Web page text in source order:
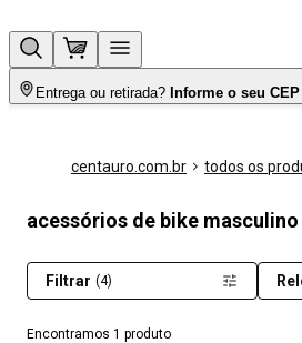
Entrega ou retirada? Informe o seu CEP
centauro.com.br todos os
acessórios de bike
Encontramos 1 produto
Filtrar (4)